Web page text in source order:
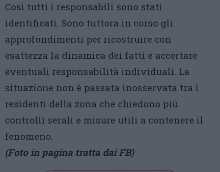
Così tutti i responsabili sono stati
identificati. Sono tuttora in corso gli
approfondimenti per ricostruire con
esattezza la dinamica dei fatti e accertare
eventuali responsabilità individuali. La
situazione non è passata inosservata tra i
residenti della zona che chiedono più
controlli serali e misure utili a contenere il
fenomeno.
(Foto in pagina tratta dai FB)